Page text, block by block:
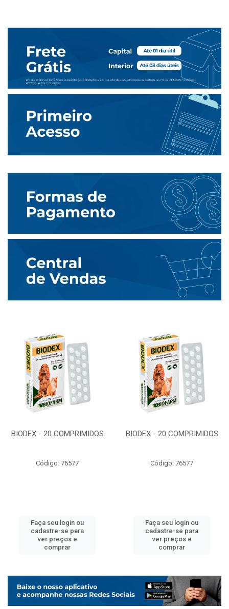
BIODEX - 20 COMPRIMIDOS
Código: 76577
Faça seu login ou
cadastre-se para
ver preços e
comprar
BIODEX - 20 COMPRIMIDOS
Código: 76577
Faça seu login ou
cadastre-se para
ver preços e
comprar